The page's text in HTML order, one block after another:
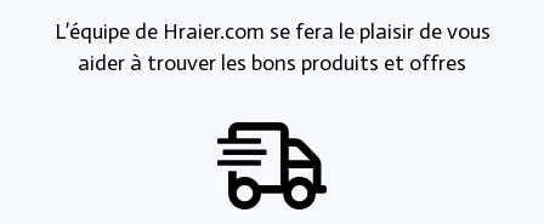
L’équipe de Hraier.com se fera le plaisir de vous
aider à trouver les bons produits et offres